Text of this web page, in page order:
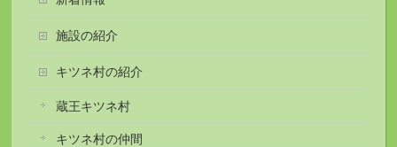
施設の紹介
キツネ村の紹介
蔵王キツネ村
キツネ村の仲間